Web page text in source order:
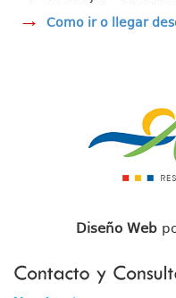
Como ir o llegar
Diseño Web